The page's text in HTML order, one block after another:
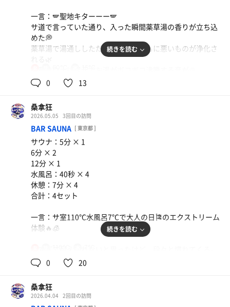
吉の屋の飲料水
夜鳴きそば
ねぇ卵って今まで乗ってた？
ドーミーインの富士山の水
一言：🪽聖地キターーー🪽
サ道で言っていた通り、入った瞬間薬草湯の香りが立ち込
めた💭
薬草湯で湯通ししただけで、心身ともに悪いものが浄化さ
入って2分もすれば汗が噴き出し、全てがデトックスされ
飲める水の最高の水風呂も味わえた🥤
スタッフの方は皆様プロフェッショナルでとても頻繁に掃
除などされていた。
続きを読む
0 13
桑拿狂
2026.05.05 3回目の訪問
BAR SAUNA [ 東京都 ]
サウナ：5分 × 1
6分 × 2
12分 × 1
水風呂：40秒 × 4
休憩：7分 × 4
合計：4セット
一言：サ室110℃水風呂7℃で大人の日🎏のエクストリーム
体験🔥🧊
人間の身体って凄いね🤸
水風呂もイタイっていうのを初めて体験した😂
何でも経験するもんだね、人生一度きり✨️
身体が軽くなった感じがする🪽
続きを読む
0 20
桑拿狂
2026.04.04 2回目の訪問